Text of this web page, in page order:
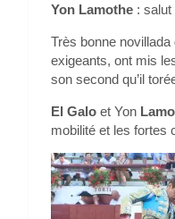
Yon Lamothe :
Très bonne novillada
exigeants, ont mis
son second qu’il
El Galo et Yon
mobilité et les fortes